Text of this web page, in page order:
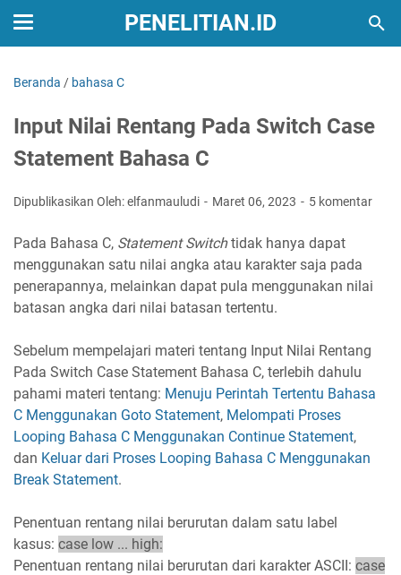
PENELITIAN.ID
Beranda / bahasa C
Input Nilai Rentang Pada Switch Case
Statement Bahasa C
Dipublikasikan Oleh: elfanmauludi Maret 06, 2023 5 komentar
Pada Bahasa C, Statement Switchtidak hanya dapat
menggunakan satu nilai angka atau karakter saja pada
penerapannya, melainkan dapat pula menggunakan nilai
batasan angka dari nilai batasan tertentu.
Sebelum mempelajari materi tentang Input Nilai Rentang
Pada Switch Case Statement Bahasa C, terlebih dahulu
pahami materi tentang: Menuju Perintah Tertentu Bahasa
C Menggunakan Goto Statement, Melompati Proses
Looping Bahasa C Menggunakan Continue Statement,
dan Keluar dari Proses Looping Bahasa C Menggunakan
Break Statement.
Penentuan rentang nilai berurutan dalam satu label
kasus: case low ... high:
Penentuan rentang nilai berurutan dari karakter ASCII: case